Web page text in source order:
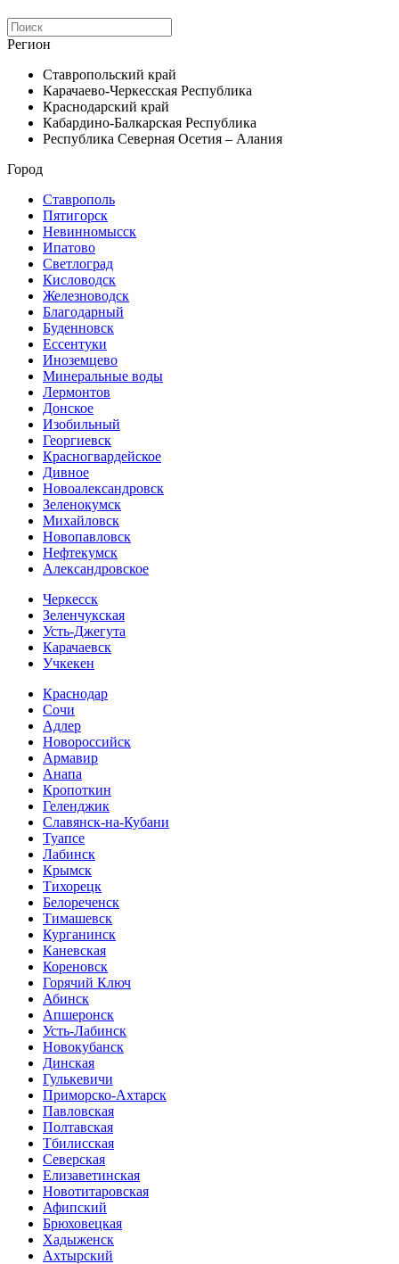
Регион
Ставропольский край
Карачаево-Черкесская Республика
Краснодарский край
Кабардино-Балкарская Республика
Республика Северная Осетия – Алания
Город
Ставрополь
Пятигорск
Невинномысск
Ипатово
Светлоград
Кисловодск
Железноводск
Благодарный
Буденновск
Ессентуки
Иноземцево
Минеральные воды
Лермонтов
Донское
Изобильный
Георгиевск
Красногвардейское
Дивное
Новоалександровск
Зеленокумск
Михайловск
Новопавловск
Нефтекумск
Александровское
Черкесск
Зеленчукская
Усть-Джегута
Карачаевск
Учкекен
Краснодар
Сочи
Адлер
Новороссийск
Армавир
Анапа
Кропоткин
Геленджик
Славянск-на-Кубани
Туапсе
Лабинск
Крымск
Тихорецк
Белореченск
Тимашевск
Курганинск
Каневская
Кореновск
Горячий Ключ
Абинск
Апшеронск
Усть-Лабинск
Новокубанск
Динская
Гулькевичи
Приморско-Ахтарск
Павловская
Полтавская
Тбилисская
Северская
Елизаветинская
Новотитаровская
Афипский
Брюховецкая
Хадыженск
Ахтырский